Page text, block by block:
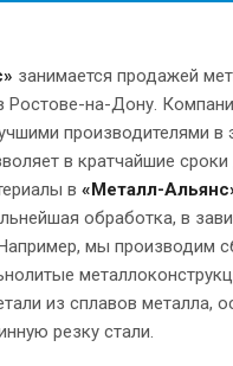
занимается продажей
Ростове-на-Дону.
производителями в
в кратчайшие сроки
в «Металл-
обработка, в
мы производим
из сплавов металла,
резку стали.